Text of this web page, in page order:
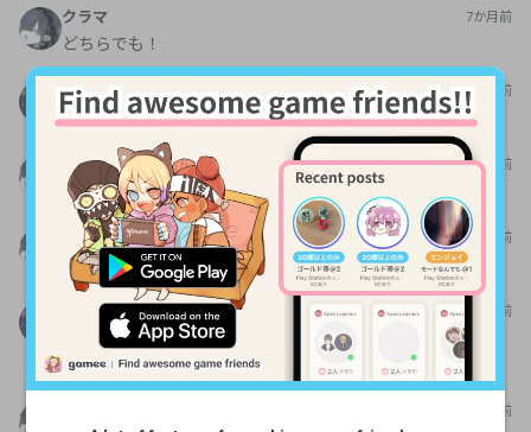
クラマ 7か月前
どちらでも！
i 7か月前
じゃあフレンドなってもらっても良いですか？
クラマ 7か月前
あっ、、ごめんなさい、、できないかも、、
クラマ 7か月前
フレンドだけなってもいいですか、？
7か月前
良いですよ!ゲームしたいリストに追加してくれたらなれま
すよ!
7か月前